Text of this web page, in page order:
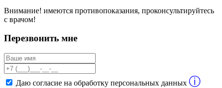
Внимание! имеются противопоказания, проконсультируйтесь
с врачом!
Перезвонить мне
Даю согласие на обработку персональных данных ⓘ